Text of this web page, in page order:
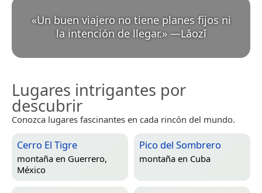
«Un buen viajero no tiene planes fijos ni
la intención de llegar.» —Lǎozǐ
Lugares intrigantes por
descubrir
Conozca lugares fascinantes en cada rincón del mundo.
Cerro El Tigre
montaña en Guerrero,
México
Pico del Sombrero
montaña en Cuba